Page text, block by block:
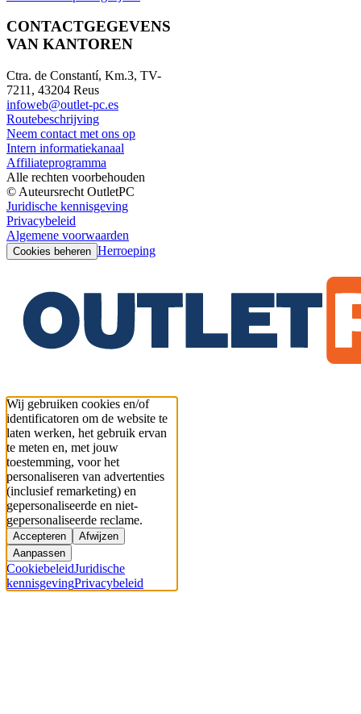
CONTACTGEGEVENS
VAN KANTOREN
Ctra. de Constantí, Km.3, TV-
7211, 43204 Reus
infoweb@outlet-pc.es
Routebeschrijving
Neem contact met ons op
Intern informatiekanaal
Affiliateprogramma
Alle rechten voorbehouden
© Auteursrecht OutletPC
Juridische kennisgeving
Privacybeleid
Algemene voorwaarden
Cookies beheren Herroeping
Wij gebruiken cookies en/of
identificatoren om de website te
laten werken, het gebruik ervan
te meten en, met jouw
toestemming, voor het
personaliseren van advertenties
(inclusief remarketing) en
gepersonaliseerde en niet-
gepersonaliseerde reclame.
Accepteren
Afwijzen
Aanpassen
CookiebeleidJuridische
kennisgevingPrivacybeleid